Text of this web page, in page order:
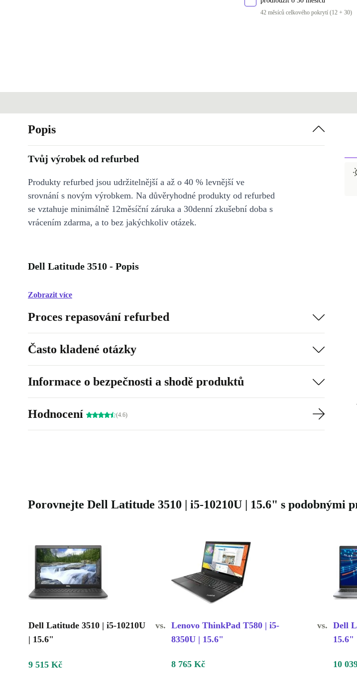
SI (slovinština)
42 měsíců celkového pokrytí (12 + 30)
Popis
Tvůj výrobek od refurbed
Produkty refurbed jsou udržitelnější a až o 40 % levnější ve
srovnání s novým výrobkem. Na důvěryhodné produkty od refurbed
se vztahuje minimálně 12měsíční záruka a 30denní zkušební doba s
vrácením zdarma, a to bez jakýchkoliv otázek.
Dell Latitude 3510 - Popis
Zobrazit více
Proces repasování refurbed
Často kladené otázky
Informace o bezpečnosti a shodě produktů
Hodnocení (4.6)
Porovnejte Dell Latitude 3510 | i5-10210U | 15.6" s podobnými
Dell Latitude 3510 | i5-10210U
| 15.6"
vs. Lenovo ThinkPad T580 | i5-
8350U | 15.6"
vs. Dell
15.6"
9 515 Kč 8 765 Kč 10